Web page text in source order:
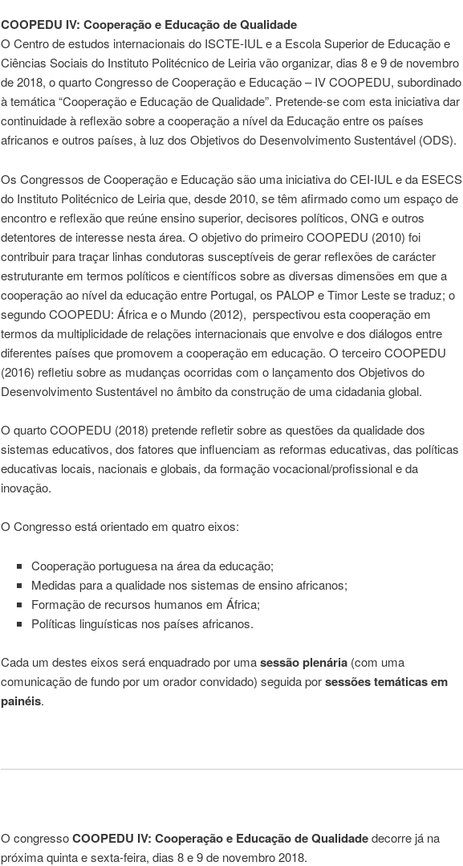
COOPEDU IV: Cooperação e Educação de Qualidade
O Centro de estudos internacionais do ISCTE-IUL e a Escola Superior de Educação e
Ciências Sociais do Instituto Politécnico de Leiria vão organizar, dias 8 e 9 de novembro
de 2018, o quarto Congresso de Cooperação e Educação – IV COOPEDU, subordinado
à temática “Cooperação e Educação de Qualidade”. Pretende-se com esta iniciativa dar
continuidade à reflexão sobre a cooperação a nível da Educação entre os países
africanos e outros países, à luz dos Objetivos do Desenvolvimento Sustentável (ODS).
Os Congressos de Cooperação e Educação são uma iniciativa do CEI-IUL e da ESECS
do Instituto Politécnico de Leiria que, desde 2010, se têm afirmado como um espaço de
encontro e reflexão que reúne ensino superior, decisores políticos, ONG e outros
detentores de interesse nesta área. O objetivo do primeiro COOPEDU (2010) foi
contribuir para traçar linhas condutoras susceptíveis de gerar reflexões de carácter
estruturante em termos políticos e científicos sobre as diversas dimensões em que a
cooperação ao nível da educação entre Portugal, os PALOP e Timor Leste se traduz; o
segundo COOPEDU: África e o Mundo (2012), perspectivou esta cooperação em
termos da multiplicidade de relações internacionais que envolve e dos diálogos entre
diferentes países que promovem a cooperação em educação. O terceiro COOPEDU
(2016) refletiu sobre as mudanças ocorridas com o lançamento dos Objetivos do
Desenvolvimento Sustentável no âmbito da construção de uma cidadania global.
O quarto COOPEDU (2018) pretende refletir sobre as questões da qualidade dos
sistemas educativos, dos fatores que influenciam as reformas educativas, das políticas
educativas locais, nacionais e globais, da formação vocacional/profissional e da
inovação.
O Congresso está orientado em quatro eixos:
Cooperação portuguesa na área da educação;
Medidas para a qualidade nos sistemas de ensino africanos;
Formação de recursos humanos em África;
Políticas linguísticas nos países africanos.
Cada um destes eixos será enquadrado por umasessão plenária (com uma
comunicação de fundo por um orador convidado) seguida porsessões temáticas em
painéis.
O congressoCOOPEDU IV: Cooperação e Educação de Qualidadedecorre já na
próxima quinta e sexta-feira, dias 8 e 9 de novembro 2018.